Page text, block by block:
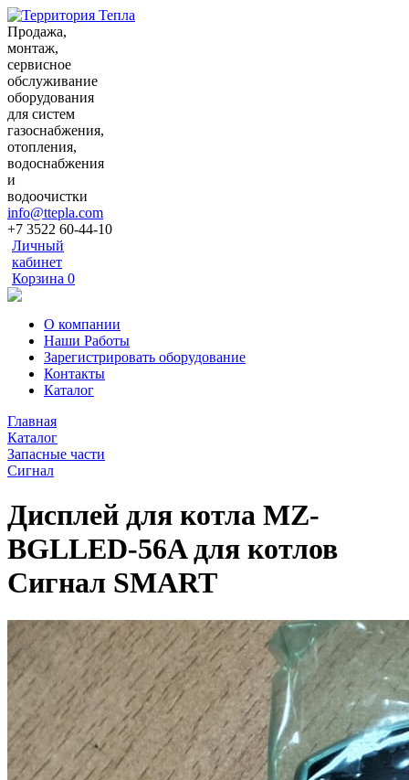
Продажа,
монтаж,
сервисное
обслуживание
оборудования
для систем
газоснабжения,
отопления,
водоснабжения
и
водоочистки
info@ttepla.com
+7 3522 60-44-10
Личный
кабинет
Корзина 0
О компании
Наши Работы
Зарегистрировать оборудование
Контакты
Каталог
Главная
Каталог
Запасные части
Сигнал
Дисплей для котла MZ-
BGLLED-56A для котлов
Сигнал SMART